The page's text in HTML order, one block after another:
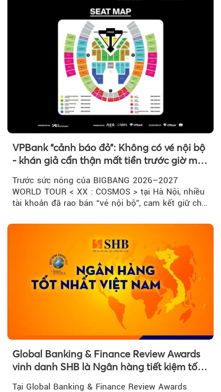
VPBank “cảnh báo đỏ”: Không có vé nội bộ
- khán giả cẩn thận mất tiền trước giờ mở
Trước sức nóng của BIGBANG 2026–2027
WORLD TOUR < XX : COSMOS > tại Hà Nội, nhiều
tài khoản đã rao bán “vé nội bộ”, cam kết giữ chỗ
Global Banking & Finance Review Awards
vinh danh SHB là Ngân hàng tiết kiệm tốt
Tại Global Banking & Finance Review Awards